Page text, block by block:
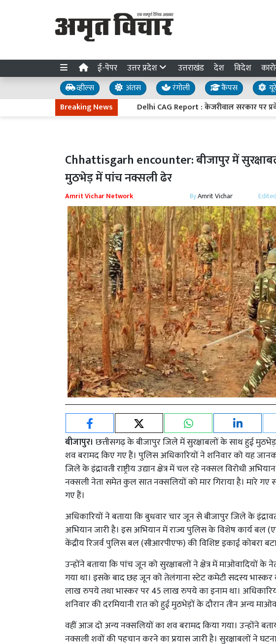
ई-पेपर उत्तर प्रदेश उत्तराखंड देश विदेश
व्हील्स अंतस रंगोली कैंपस
Breaking News
Delhi CAG Report : केजरीवाल सरकार पर प्रवेश
Chhattisgarh encounter: बीजापुर में
मुठभेड़ में पांच नक्सली ढेर
Amrit Vichar Network ByAmrit Vichar
बीजापुर। छत्तीसगढ़ के बीजापुर जिले में सुरक्षाबलों के साथ हुई
शव बरामद किए गए हैं। पुलिस अधिकारियों ने शनिवार को यह
जिले के इंद्रावती राष्ट्रीय उद्यान क्षेत्र में चल रहे नक्सल विरोधी
नक्सली नेता समेत कुल सात नक्सलियों को मार गिराया है। मारे
गए हैं।
अधिकारियों ने बताया कि बुधवार चार जून से बीजापुर जिले के इंद्रावती
अभियान जारी है। इस अभियान में राज्य पुलिस के विशेष कार्य बल
केंद्रीय रिजर्व पुलिस बल (सीआरपीएफ) की विशिष्ट इकाई कोबरा
उन्होंने बताया कि पांच जून को सुरक्षाबलों ने क्षेत्र में माओवादियों
गया था। इसके बाद छह जून को तेलंगाना स्टेट कमेटी सदस्य
लाख रुपये तथा भास्कर पर 45 लाख रुपये का इनाम था।
शनिवार की दरमियानी रात को हुई मुठभेड़ों के दौरान तीन अन्य
वहीं आज दो अन्य नक्सलियों का शव बरामद किया गया। उन्होंने
नक्सली शवों की पहचान करने का प्रयास जारी है। सुरक्षाबलों ने